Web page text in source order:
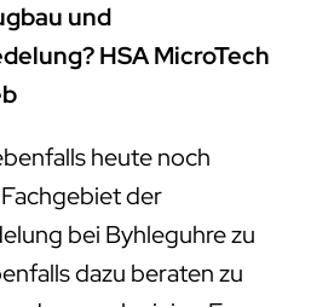
und
HSA MicroTech
heute noch
der
bei Byhleguhre zu
dazu beraten zu